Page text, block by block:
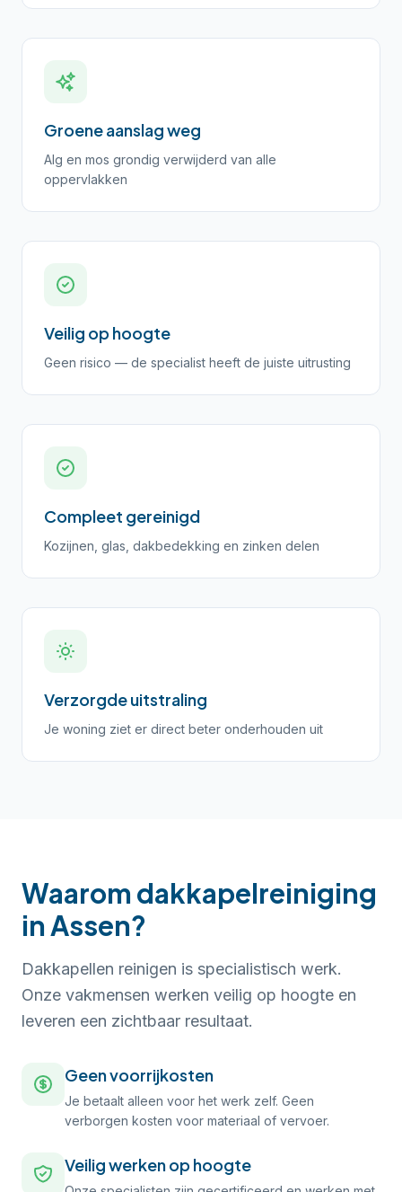
Groene aanslag weg
Alg en mos grondig verwijderd van alle
oppervlakken
Veilig op hoogte
Geen risico — de specialist heeft de juiste uitrusting
Compleet gereinigd
Kozijnen, glas, dakbedekking en zinken delen
Verzorgde uitstraling
Je woning ziet er direct beter onderhouden uit
Waarom dakkapelreiniging
in Assen?
Dakkapellen reinigen is specialistisch werk.
Onze vakmensen werken veilig op hoogte en
leveren een zichtbaar resultaat.
Geen voorrijkosten
Je betaalt alleen voor het werk zelf. Geen
verborgen kosten voor materiaal of vervoer.
Veilig werken op hoogte